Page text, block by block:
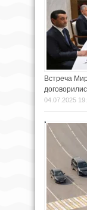
Встреча
04.07.2025